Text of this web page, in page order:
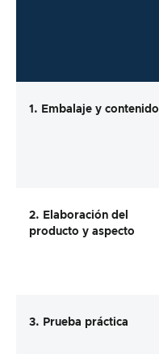
1. Embalaje y contenido
2. Elaboración del
producto y aspecto
3. Prueba práctica